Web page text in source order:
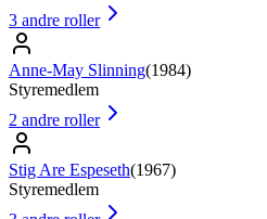
3 andre roller
Anne-May Slinning(1984)
Styremedlem
2 andre roller
Stig Are Espeseth(1967)
Styremedlem